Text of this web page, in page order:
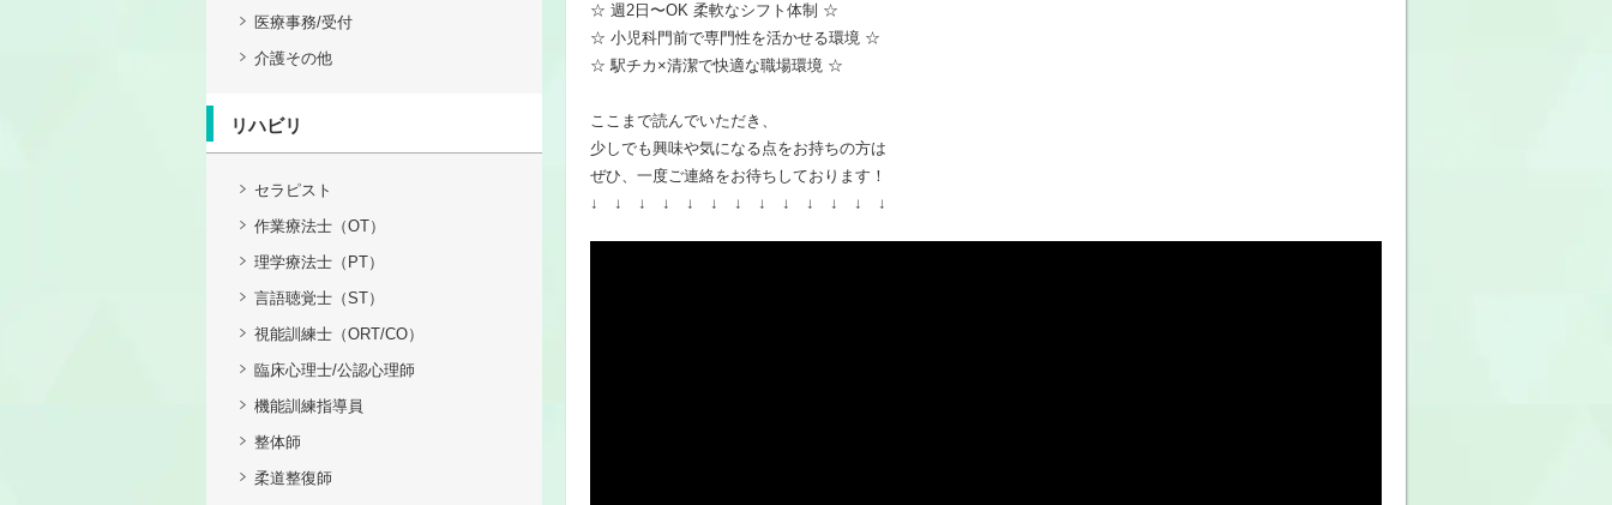
医療事務/受付
介護その他
リハビリ
セラピスト
作業療法士（OT）
理学療法士（PT）
言語聴覚士（ST）
視能訓練士（ORT/CO）
臨床心理士/公認心理師
機能訓練指導員
整体師
柔道整復師
☆ 週2日〜OK 柔軟なシフト体制 ☆
☆ 小児科門前で専門性を活かせる環境 ☆
☆ 駅チカ×清潔で快適な職場環境 ☆
ここまで読んでいただき、
少しでも興味や気になる点をお持ちの方は
ぜひ、一度ご連絡をお待ちしております！
↓ ↓ ↓ ↓ ↓ ↓ ↓ ↓ ↓ ↓ ↓ ↓ ↓